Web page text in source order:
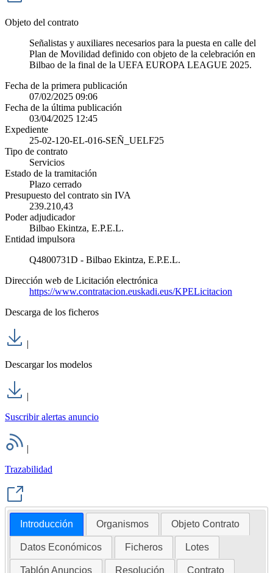
Objeto del contrato
Señalistas y auxiliares necesarios para la puesta en calle del
Plan de Movilidad definido con objeto de la celebración en
Bilbao de la final de la UEFA EUROPA LEAGUE 2025.
Fecha de la primera publicación
07/02/2025 09:06
Fecha de la última publicación
03/04/2025 12:45
Expediente
25-02-120-EL-016-SEÑ_UELF25
Tipo de contrato
Servicios
Estado de la tramitación
Plazo cerrado
Presupuesto del contrato sin IVA
239.210,43
Poder adjudicador
Bilbao Ekintza, E.P.E.L.
Entidad impulsora
Q4800731D - Bilbao Ekintza, E.P.E.L.
Dirección web de Licitación electrónica
https://www.contratacion.euskadi.eus/KPELicitacion
Descarga de los ficheros
|
Descargar los modelos
|
Suscribir alertas anuncio
|
Trazabilidad
Introducción Organismos Objeto Contrato
Datos Económicos Ficheros Lotes
Tablón Anuncios Resolución Contrato